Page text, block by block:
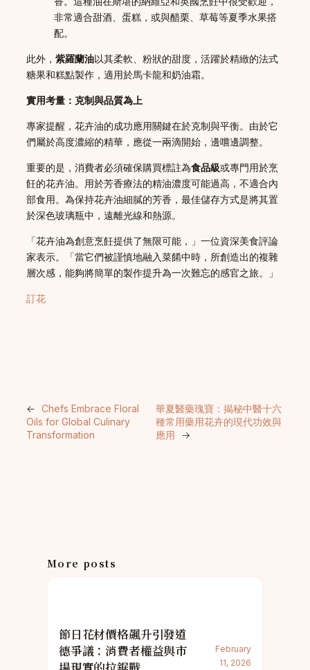
非常適合甜酒、蛋糕，或與醋栗、草莓等夏季水果搭
配。
此外， 紫羅蘭油以其柔軟、粉狀的甜度，活躍於精緻的法式
糖果和糕點製作，適用於馬卡龍和奶油霜。
實用考量：克制與品質為上
專家提醒，花卉油的成功應用關鍵在於克制與平衡。由於它
們屬於高度濃縮的精華，應從一兩滴開始，邊嚐邊調整。
重要的是，消費者必須確保購買標註為食品級或專門用於烹
飪的花卉油。用於芳香療法的精油濃度可能過高，不適合內
部食用。為保持花卉油細膩的芳香，最佳儲存方式是將其置
於深色玻璃瓶中，遠離光線和熱源。
「花卉油為創意烹飪提供了無限可能，」一位資深美食評論
家表示。「當它們被謹慎地融入菜餚中時，所創造出的複雜
層次感，能夠將簡單的製作提升為一次難忘的感官之旅。」
訂花
← Chefs Embrace Floral
Oils for Global Culinary
Transformation
華夏醫藥瑰寶：揭秘中醫十六
種常用藥用花卉的現代功效與
應用
→
More posts
節日花材價格飆升引發道
德爭議：消費者權益與市
February
11, 2026